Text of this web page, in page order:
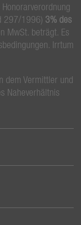
297/1996) 3% des
MwSt. beträgt. Es
Irrtum
dem Vermittler und
Naheverhältnis